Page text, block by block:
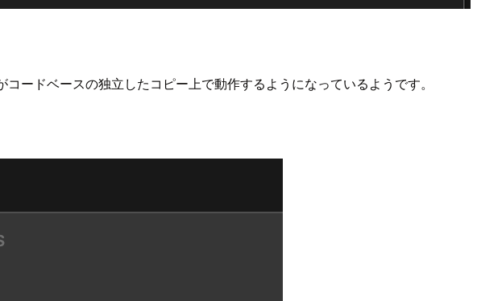
ードベースの独立したコピー上で動作するようになっているようです。